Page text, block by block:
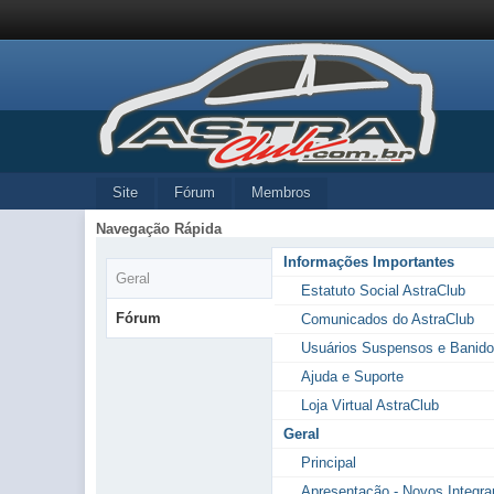
Site Fórum Membros
Navegação Rápida
Geral
Fórum
Informações Importantes
Estatuto Social AstraClub
Comunicados do AstraClub
Usuários Suspensos e
Ajuda e Suporte
Loja Virtual AstraClub
Geral
Principal